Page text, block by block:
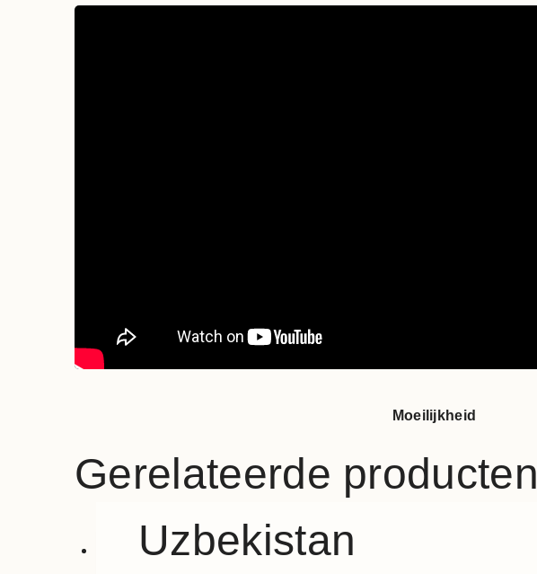
Moeilijkheid
Gerelateerde producten
Uzbekistan